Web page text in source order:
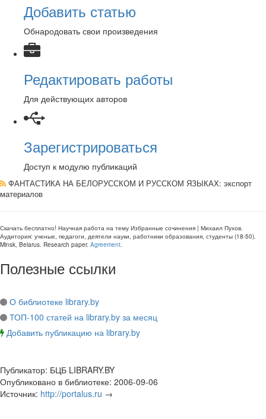
Добавить статью
Обнародовать свои произведения
Редактировать работы
Для действующих авторов
Зарегистрироваться
Доступ к модулю публикаций
ФАНТАСТИКА НА БЕЛОРУССКОМ И РУССКОМ ЯЗЫКАХ: экспорт
материалов
Скачать бесплатно! Научная работа на тему Избранные сочинения | Михаил Пухов.
Аудитория: ученые, педагоги, деятели науки, работники образования, студенты (18-50).
Minsk, Belarus. Research paper. Agreement.
Полезные ссылки
О библиотеке library.by
ТОП-100 статей на library.by за месяц
Добавить публикацию на library.by
Публикатор: БЦБ LIBRARY.BY
Опубликовано в библиотеке: 2006-09-06
Источник: http://portalus.ru →